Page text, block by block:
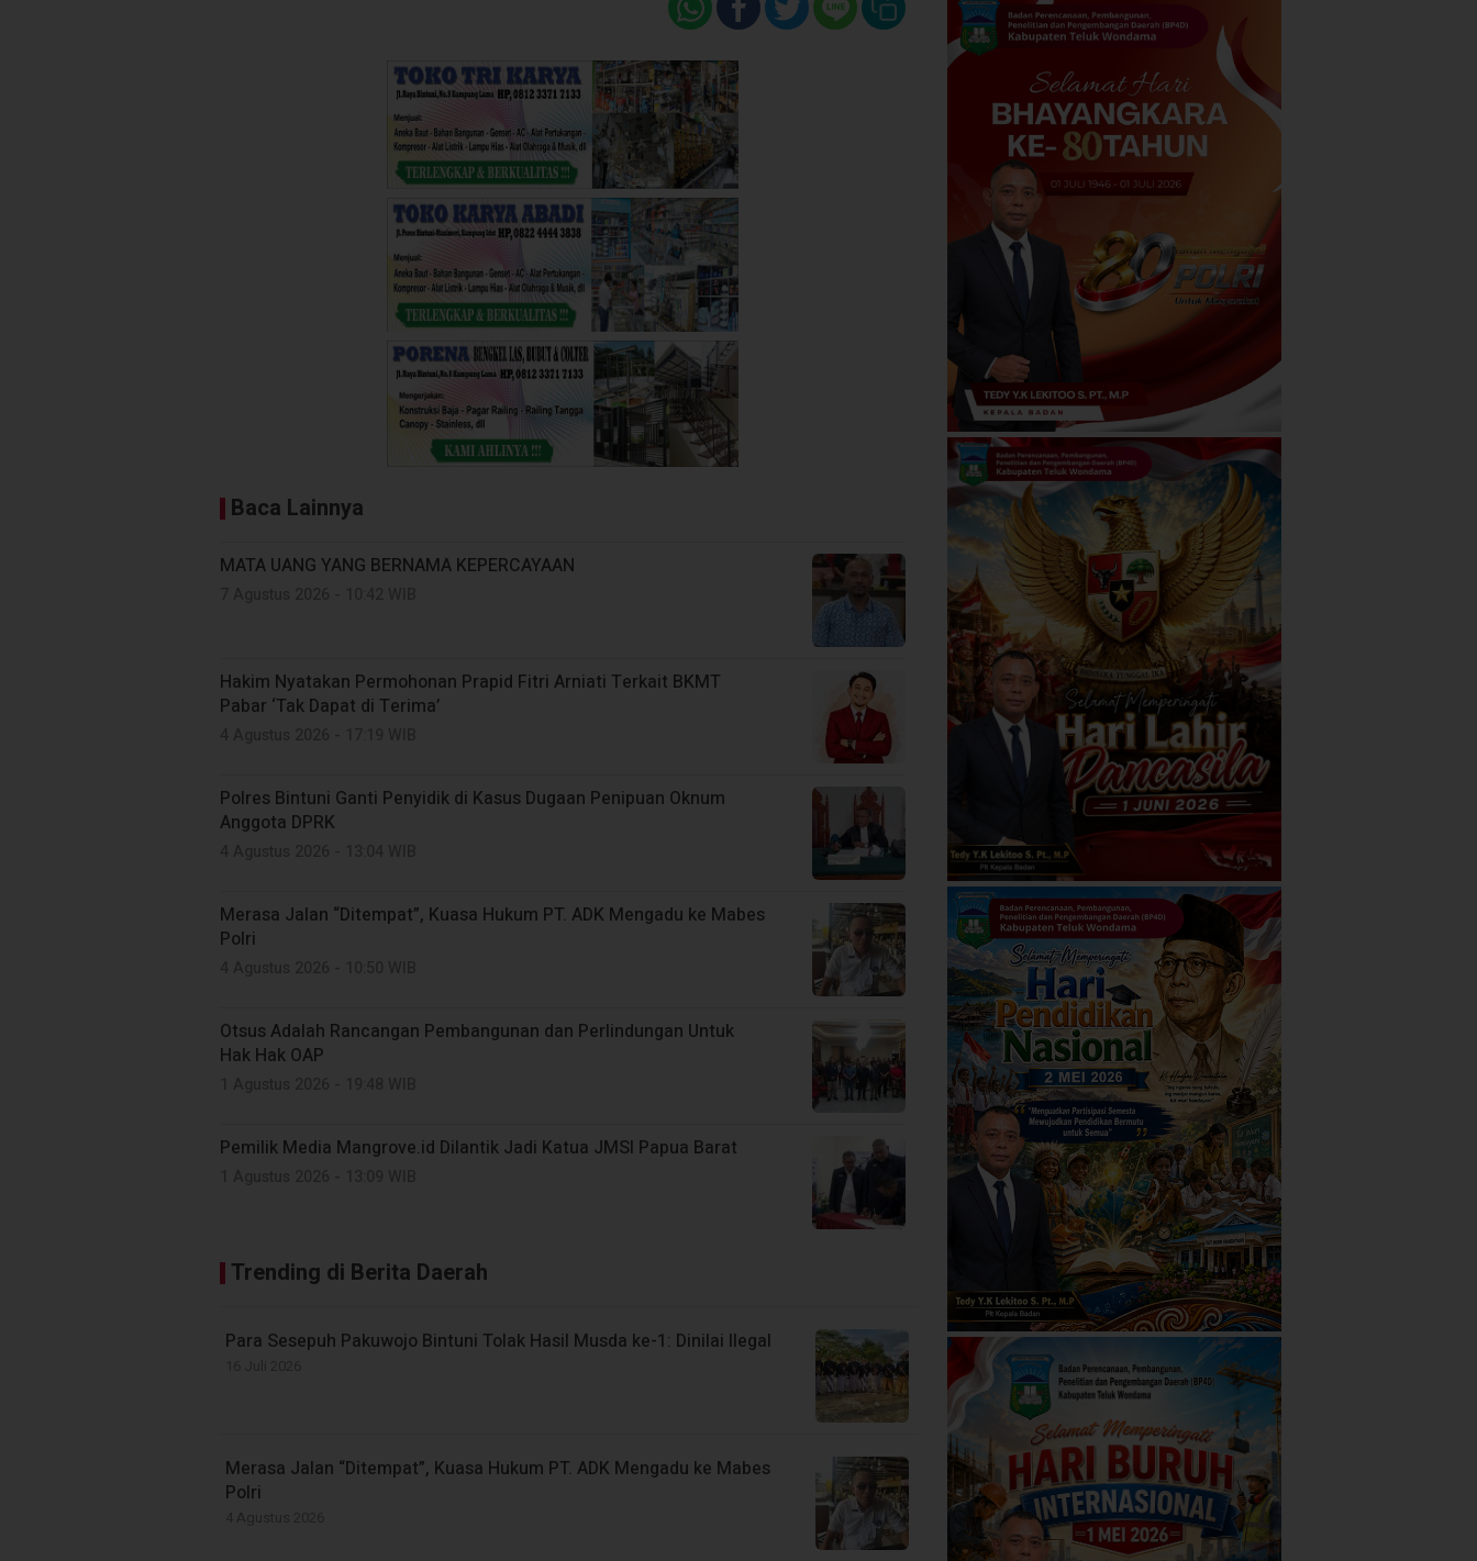
Baca Lainnya
MATA UANG YANG BERNAMA KEPERCAYAAN
Hakim Nyatakan Permohonan Prapid Fitri Arniati Terkait BKMT
Pabar ‘Tak Dapat di Terima’
Polres Bintuni Ganti Penyidik di Kasus Dugaan Penipuan Oknum
Anggota DPRK
Merasa Jalan “Ditempat”, Kuasa Hukum PT. ADK Mengadu ke Mabes
Polri
Otsus Adalah Rancangan Pembangunan dan Perlindungan Untuk
Hak Hak OAP
Pemilik Media Mangrove.id Dilantik Jadi Katua JMSI Papua Barat
Trending di Berita Daerah
Para Sesepuh Pakuwojo Bintuni Tolak Hasil Musda ke-1: Dinilai Ilegal
Merasa Jalan “Ditempat”, Kuasa Hukum PT. ADK Mengadu ke Mabes
Polri